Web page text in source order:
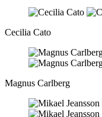
Cecilia Cato
Magnus Carlberg